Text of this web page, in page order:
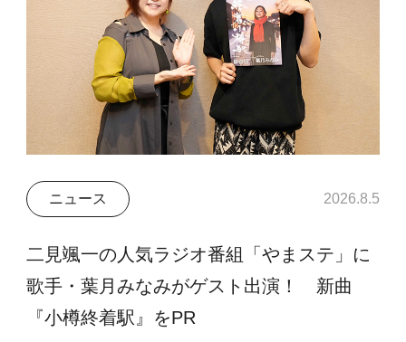
ニュース 2026.8.5
二見颯一の人気ラジオ番組「やまステ」に
歌手・葉月みなみがゲスト出演！ 新曲
『小樽終着駅』をPR